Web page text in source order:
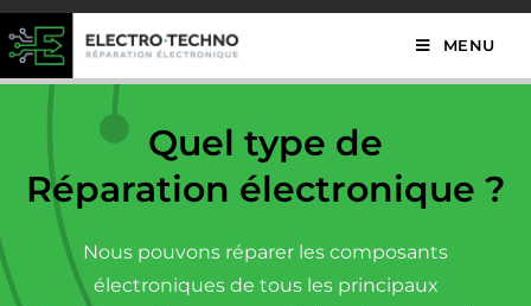
MENU
Quel type de
Réparation électronique ?
Nous pouvons réparer les composants
électroniques de tous les principaux